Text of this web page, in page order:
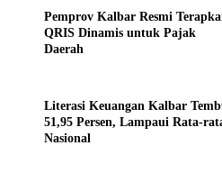
Pemprov Kalbar Resmi
QRIS Dinamis untuk Pajak
Daerah
Literasi Keuangan Kalbar
51,95 Persen, Lampaui Rata-
Nasional